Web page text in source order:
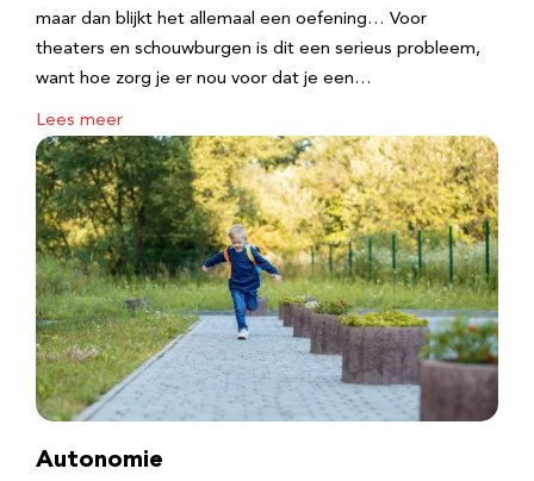
maar dan blijkt het allemaal een oefening… Voor
theaters en schouwburgen is dit een serieus probleem,
want hoe zorg je er nou voor dat je een…
Lees meer
Autonomie